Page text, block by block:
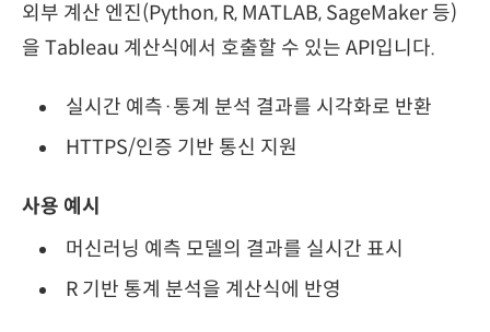
외부 계산 엔진(Python, R, MATLAB, SageMaker 등)
을 Tableau 계산식에서 호출할 수 있는 API입니다.
실시간 예측·통계 분석 결과를 시각화로 반환
HTTPS/인증 기반 통신 지원
사용 예시
머신러닝 예측 모델의 결과를 실시간 표시
R 기반 통계 분석을 계산식에 반영